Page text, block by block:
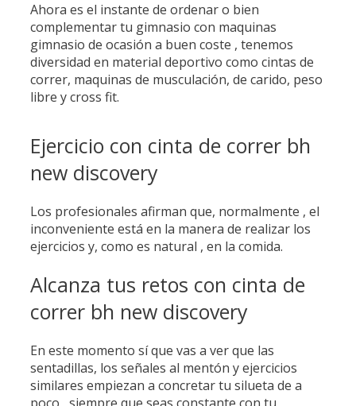
Ahora es el instante de ordenar o bien
complementar tu gimnasio con maquinas
gimnasio de ocasión a buen coste , tenemos
diversidad en material deportivo como cintas de
correr, maquinas de musculación, de carido, peso
libre y cross fit.
Ejercicio con cinta de correr bh
new discovery
Los profesionales afirman que, normalmente , el
inconveniente está en la manera de realizar los
ejercicios y, como es natural , en la comida.
Alcanza tus retos con cinta de
correr bh new discovery
En este momento sí que vas a ver que las
sentadillas, los señales al mentón y ejercicios
similares empiezan a concretar tu silueta de a